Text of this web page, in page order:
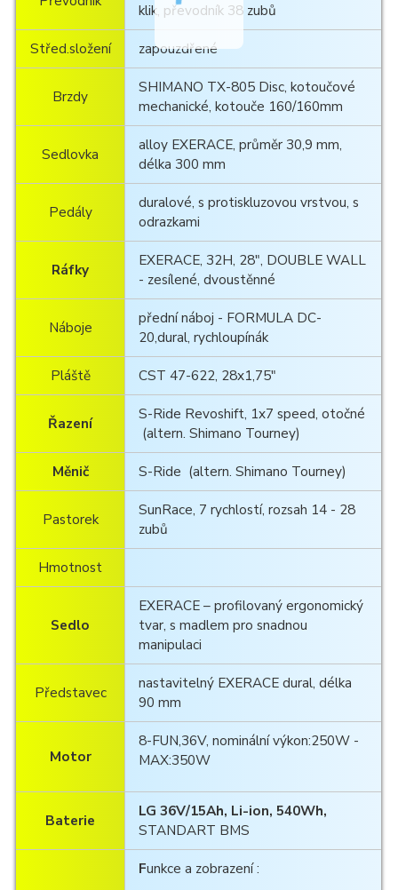
klik, převodník 38 zubů
Střed.složení zapouzdřené
Brzdy
SHIMANO TX-805 Disc, kotoučové
mechanické, kotouče 160/160mm
Sedlovka
alloy EXERACE, průměr 30,9 mm,
délka 300 mm
Pedály
duralové, s protiskluzovou vrstvou, s
odrazkami
Ráfky
EXERACE, 32H, 28", DOUBLE WALL
- zesílené, dvoustěnné
Náboje
přední náboj - FORMULA DC-
20,dural, rychloupínák
Pláště CST 47-622, 28x1,75"
Řazení
S-Ride Revoshift, 1x7 speed, otočné
(altern. Shimano Tourney)
Měnič S-Ride (altern. Shimano Tourney)
Pastorek
SunRace, 7 rychlostí, rozsah 14 - 28
zubů
Hmotnost
Sedlo
EXERACE – profilovaný ergonomický
tvar, s madlem pro snadnou
manipulaci
Představec
nastavitelný EXERACE dural, délka
90 mm
Motor
8-FUN,36V, nominální výkon:250W -
MAX:350W
Baterie
LG 36V/15Ah, Li-ion, 540Wh,
STANDART BMS
Funkce a zobrazení :